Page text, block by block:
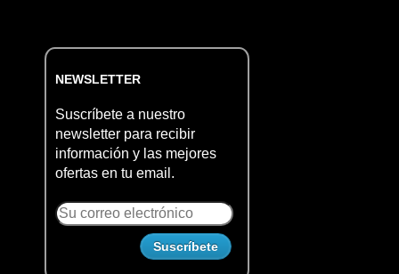
NEWSLETTER
Suscríbete a nuestro
newsletter para recibir
información y las mejores
ofertas en tu email.